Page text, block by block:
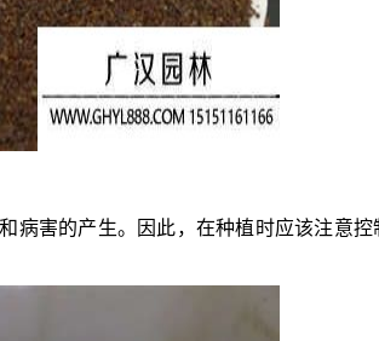
病害的产生。因此，在种植时应该注意控